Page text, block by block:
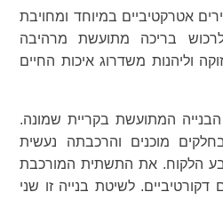
אטרקטיביים במיוחד ומחויבת
בריכה מתועשת מרהיבה
וליהנות משדרוג איכות החיים
המתועשת בקריית שמונה.
מוכנים והרכבתה נעשית
הלקוח. את התשתית המורכבת
לשיטת בנייה זו שני